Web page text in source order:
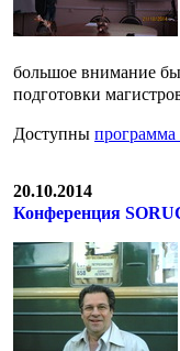
большое внимание
подготовки
Доступны программа
20.10.2014
Конференция